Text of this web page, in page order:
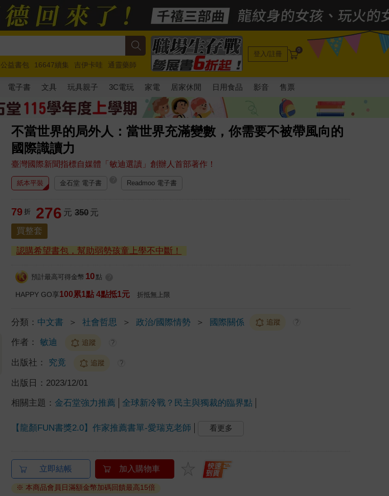
公益書包 16647續集 吉伊卡哇
通靈藥師
玩具總動員5 超慢跑
登入/註冊 0
電子書 文具 玩具親子 3C電玩 家電 居家休閒 日用食品 影音 售票
不當世界的局外人：當世界充滿變數，你需要不被帶風向的
國際識讀力
臺灣國際新聞指標自媒體「敏迪選讀」創辦人首部著作！
紙本平裝 金石堂 電子書 Readmoo 電子書
79 折 276 元 350 元
買整套
認購希望書包，幫助弱勢孩童上學不中斷！
預計最高可得金幣 10 點
HAPPY GO享100累1點 4點抵1元 折抵無上限
分類： 中文書 ＞ 社會哲思 ＞ 政治/國際情勢 ＞ 國際關係 追蹤 ?
作者： 敏迪 追蹤 ?
出版社： 究竟 追蹤 ?
出版日： 2023/12/01
相關主題：金石堂強力推薦 全球新冷戰？民主與獨裁的臨界點
【龍顏FUN書獎2.0】作家推薦書單-愛瑞克老師 看更多
立即結帳 加入購物車
※ 本商品會員日滿額金幣加碼回饋最高15倍